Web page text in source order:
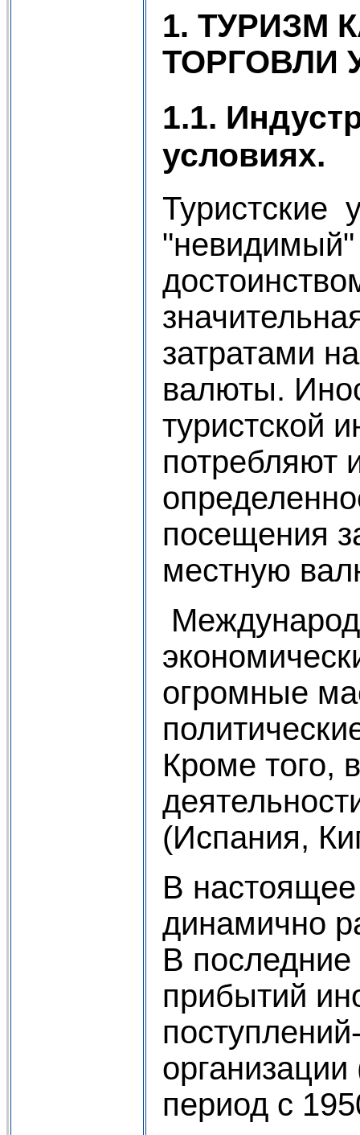
1. ТУРИЗМ
ТОРГОВЛИ
1.1.
условиях.
Туристские
"невидимый"
затратами
валюты.
туристской
потребляют
посещения
местную
огромные
Кроме того,
(Испания,
В настоящее
динамично
В последние
прибытий
период с